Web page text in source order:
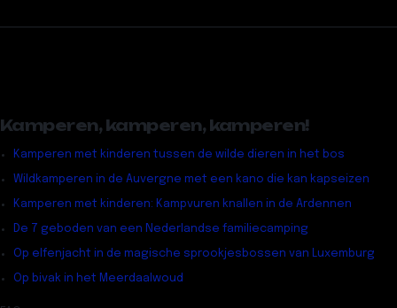
Kamperen, kamperen, kamperen!
Kamperen met kinderen tussen de wilde dieren in het bos
Wildkamperen in de Auvergne met een kano die kan kapseizen
Kamperen met kinderen: Kampvuren knallen in de Ardennen
De 7 geboden van een Nederlandse familiecamping
Op elfenjacht in de magische sprookjesbossen van Luxemburg
Op bivak in het Meerdaalwoud